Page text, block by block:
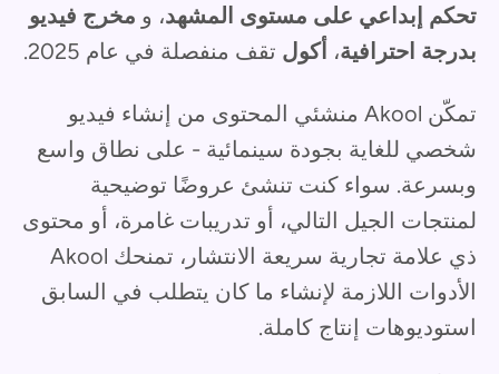
تحكم إبداعي على مستوى المشهد، و مخرج فيديو
بدرجة احترافية، أكول تقف منفصلة في عام 2025.
تمكّن Akool منشئي المحتوى من إنشاء فيديو
شخصي للغاية بجودة سينمائية - على نطاق واسع
وبسرعة. سواء كنت تنشئ عروضًا توضيحية
لمنتجات الجيل التالي، أو تدريبات غامرة، أو محتوى
ذي علامة تجارية سريعة الانتشار، تمنحك Akool
الأدوات اللازمة لإنشاء ما كان يتطلب في السابق
استوديوهات إنتاج كاملة.